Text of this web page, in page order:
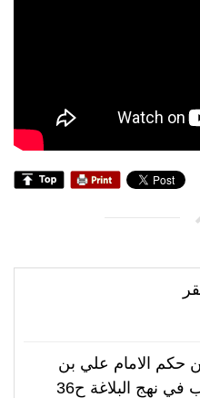
حكم الامام علي بن
في نهج البلاغة ح36